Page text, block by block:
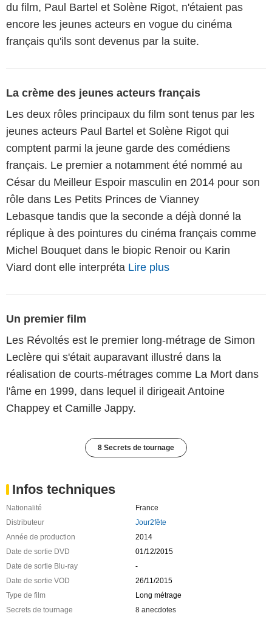
du film, Paul Bartel et Solène Rigot, n'étaient pas
encore les jeunes acteurs en vogue du cinéma
français qu'ils sont devenus par la suite.
La crème des jeunes acteurs français
Les deux rôles principaux du film sont tenus par les
jeunes acteurs Paul Bartel et Solène Rigot qui
comptent parmi la jeune garde des comédiens
français. Le premier a notamment été nommé au
César du Meilleur Espoir masculin en 2014 pour son
rôle dans Les Petits Princes de Vianney
Lebasque tandis que la seconde a déjà donné la
réplique à des pointures du cinéma français comme
Michel Bouquet dans le biopic Renoir ou Karin
Viard dont elle interpréta Lire plus
Un premier film
Les Révoltés est le premier long-métrage de Simon
Leclère qui s'était auparavant illustré dans la
réalisation de courts-métrages comme La Mort dans
l'âme en 1999, dans lequel il dirigeait Antoine
Chappey et Camille Jappy.
8 Secrets de tournage
Infos techniques
Nationalité
France
Distributeur
Jour2fête
Année de production
2014
Date de sortie DVD
01/12/2015
Date de sortie Blu-ray
-
Date de sortie VOD
26/11/2015
Type de film
Long métrage
Secrets de tournage
8 anecdotes